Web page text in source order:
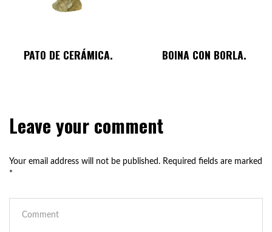
PATO DE CERÁMICA. BOINA CON BORLA.
Leave your comment
Your email address will not be published. Required fields are marked
*